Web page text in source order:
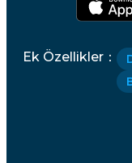
Ek Özellikler ：